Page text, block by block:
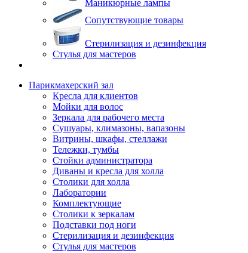
Маникюрные лампы
Сопутствующие товары
Стерилизация и дезинфекция
Стулья для мастеров
Парикмахерский зал
Кресла для клиентов
Мойки для волос
Зеркала для рабочего места
Сушуары, климазоны, вапазоны
Витрины, шкафы, стеллажи
Тележки, тумбы
Стойки администратора
Диваны и кресла для холла
Столики для холла
Лаборатории
Комплектующие
Столики к зеркалам
Подставки под ноги
Стерилизация и дезинфекция
Стулья для мастеров